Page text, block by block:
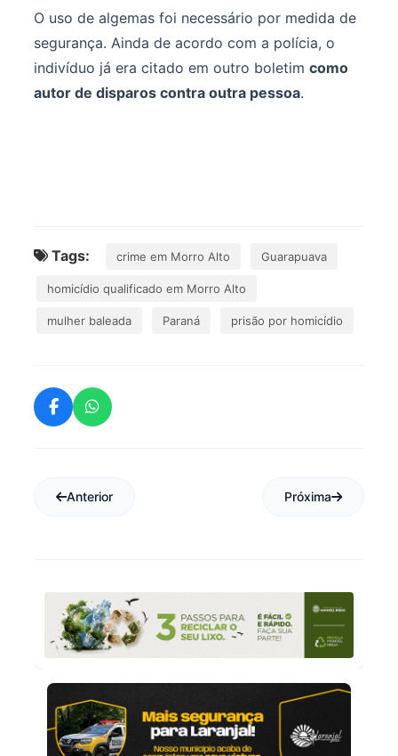
O uso de algemas foi necessário por medida de
segurança. Ainda de acordo com a polícia, o
indivíduo já era citado em outro boletim como
autor de disparos contra outra pessoa.
Tags: crime em Morro Alto Guarapuava
homicídio qualificado em Morro Alto
mulher baleada Paraná prisão por homicídio
Anterior Próxima